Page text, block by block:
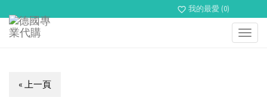
favorite_border 我的最愛 (0)
« 上一頁